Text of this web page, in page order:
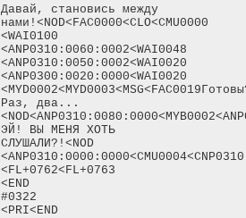
Давай, становись между
нами!<NOD<FAC0000<CLO<CMU0000
<WAI0100
<ANP0310:0060:0002<WAI0048
<ANP0310:0050:0002<WAI0020
<ANP0300:0020:0000<WAI0020
Раз, два...
ЭЙ! ВЫ МЕНЯ ХОТЬ
СЛУШАЛИ?!<NOD
<FL+0762<FL+0763
<END
#0322
<PRI<END